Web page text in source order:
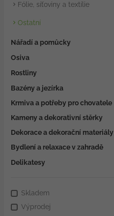
Fólie, síťoviny a textílie
Ostatní
Nářadí a pomůcky
Osiva
Rostliny
Bazény a jezírka
Krmiva a potřeby pro chovatele
Kameny a dekorativní stěrky
Dekorace a dekorační materiály
Bydlení a relaxace v zahradě
Delikatesy
Skladem
Výprodej